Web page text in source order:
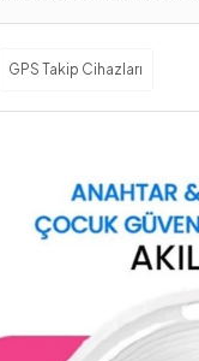
GPS Takip Cihazları